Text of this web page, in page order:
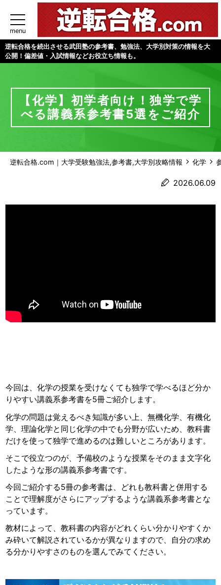
menu
逆転合格を続出させる武田塾の参考書、勉強法、大学別対策の情報を大
公開！偏差値・入試情報などお役立ち情報も。
【化学】初学者向け！独学で学
べる講義系参考書5選をご紹介
逆転合格.com｜大学受験勉強法,参考書,大学別攻略情報 化学
2026.06.09
今回は、化学の授業を受けなくても独学で学べるほど分か
りやすい講義系参考書を5冊ご紹介します。
化学の問題は覚えるべき知識が多い上、無機化学、有機化
学、理論化学と同じ化学の中でも分野が広いため、教科書
だけを使って独学で進めるのは難しいところがあります。
そこで役立つのが、予備校のような授業をそのまま文字化
したような形の講義系参考書です。
今回ご紹介する5冊の参考書は、どれも教科書と併用する
ことで理解度がさらにアップするような講義系参考書とな
っています。
教材によって、教科書の内容がどれくらい分かりやすくか
み砕いて解説されているかが異なりますので、自分の求め
る分かりやすさのものを選んでみてください。